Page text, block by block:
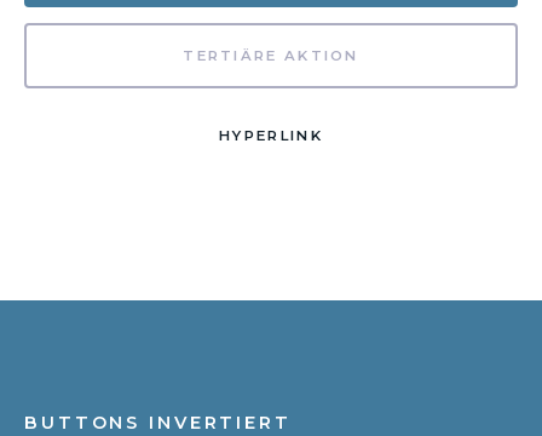
TERTIÄRE AKTION
HYPERLINK
BUTTONS INVERTIERT